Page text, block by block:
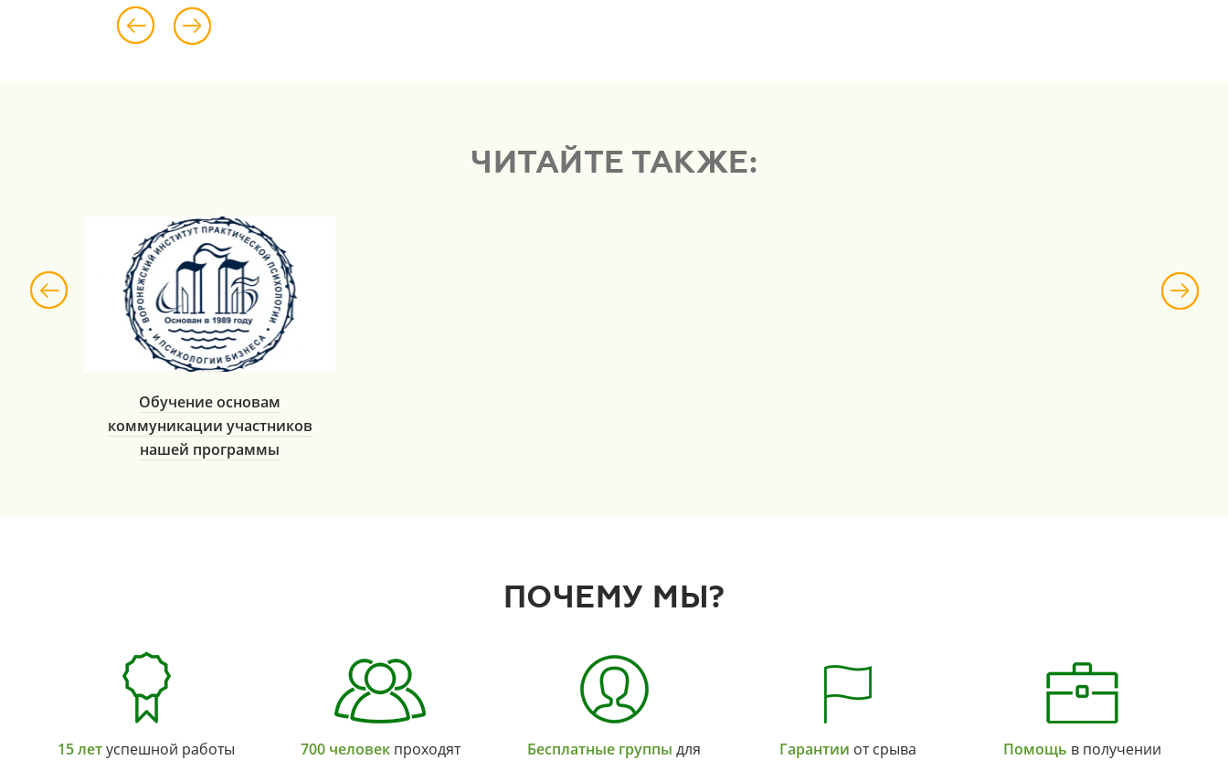
ЧИТАЙТЕ ТАКЖЕ:
Обучение основам
коммуникации участников
нашей программы
ПОЧЕМУ МЫ?
15 летуспешной работы 700 человекпроходят
Бесплатные группы для
Гарантии от срыва Помощь в получении